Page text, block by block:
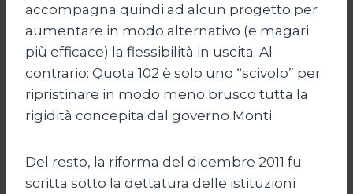
accompagna quindi ad alcun progetto per
aumentare in modo alternativo (e magari
più efficace) la flessibilità in uscita. Al
contrario: Quota 102 è solo uno “scivolo” per
ripristinare in modo meno brusco tutta la
rigidità concepita dal governo Monti.
Del resto, la riforma del dicembre 2011 fu
scritta sotto la dettatura delle istituzioni